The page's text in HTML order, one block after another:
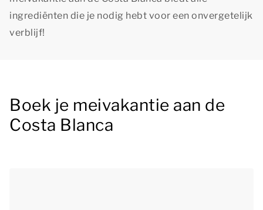
ingrediënten die je nodig hebt voor een onvergetelijk
verblijf!
Boek je meivakantie aan de
Costa Blanca